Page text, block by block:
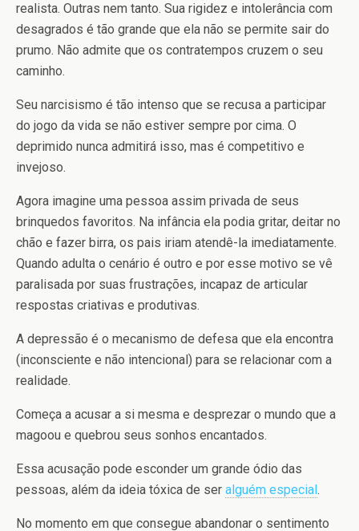
realista. Outras nem tanto. Sua rigidez e intolerância com
desagrados é tão grande que ela não se permite sair do
prumo. Não admite que os contratempos cruzem o seu
caminho.
Seu narcisismo é tão intenso que se recusa a participar
do jogo da vida se não estiver sempre por cima. O
deprimido nunca admitirá isso, mas é competitivo e
invejoso.
Agora imagine uma pessoa assim privada de seus
brinquedos favoritos. Na infância ela podia gritar, deitar no
chão e fazer birra, os pais iriam atendê-la imediatamente.
Quando adulta o cenário é outro e por esse motivo se vê
paralisada por suas frustrações, incapaz de articular
respostas criativas e produtivas.
A depressão é o mecanismo de defesa que ela encontra
(inconsciente e não intencional) para se relacionar com a
realidade.
Começa a acusar a si mesma e desprezar o mundo que a
magoou e quebrou seus sonhos encantados.
Essa acusação pode esconder um grande ódio das
pessoas, além da ideia tóxica de ser alguém especial.
No momento em que consegue abandonar o sentimento